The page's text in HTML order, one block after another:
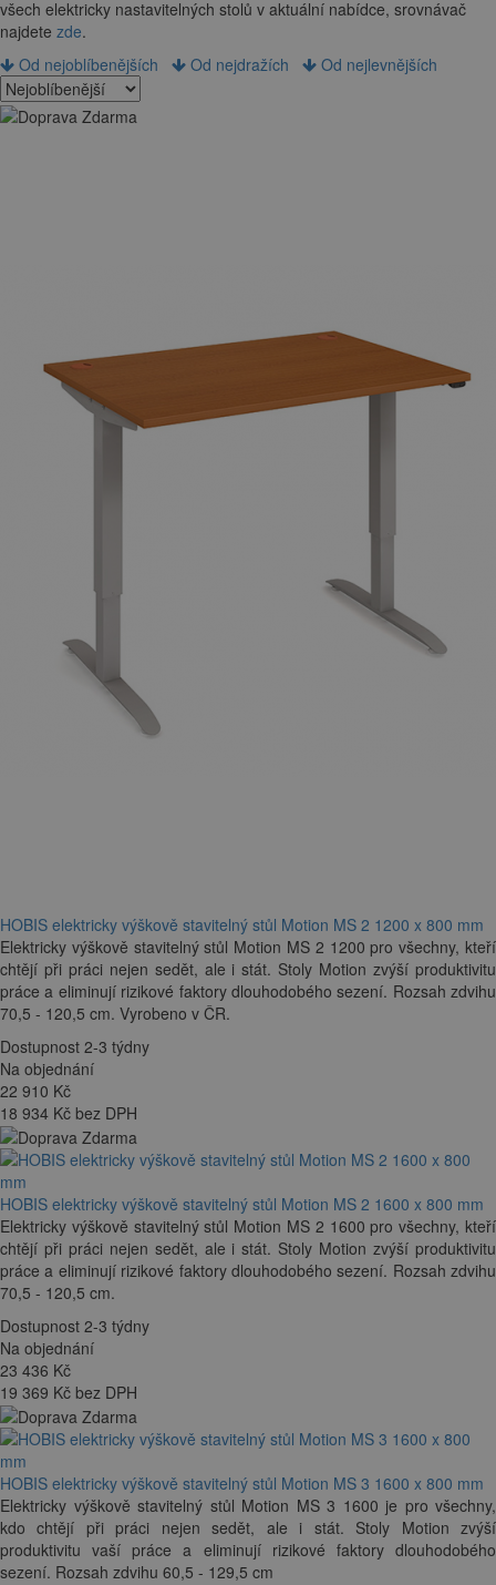
všech elektricky nastavitelných stolů v aktuální nabídce, srovnávač
najdete zde.
Od nejoblíbenějších
Od nejdražích Od nejlevnějších
HOBIS elektricky výškově stavitelný stůl Motion MS 2 1200 x 800 mm
Elektricky výškově stavitelný stůl Motion MS 2 1200 pro všechny, kteří
chtějí při práci nejen sedět, ale i stát. Stoly Motion zvýší produktivitu
práce a eliminují rizikové faktory dlouhodobého sezení. Rozsah zdvihu
70,5 - 120,5 cm. Vyrobeno v ČR.
Dostupnost 2-3 týdny
Na objednání
22 910 Kč
18 934 Kč bez DPH
HOBIS elektricky výškově stavitelný stůl Motion MS 2 1600 x 800 mm
Elektricky výškově stavitelný stůl Motion MS 2 1600 pro všechny, kteří
chtějí při práci nejen sedět, ale i stát. Stoly Motion zvýší produktivitu
práce a eliminují rizikové faktory dlouhodobého sezení. Rozsah zdvihu
70,5 - 120,5 cm.
Dostupnost 2-3 týdny
Na objednání
23 436 Kč
19 369 Kč bez DPH
HOBIS elektricky výškově stavitelný stůl Motion MS 3 1600 x 800 mm
Elektricky výškově stavitelný stůl Motion MS 3 1600 je pro všechny,
kdo chtějí při práci nejen sedět, ale i stát. Stoly Motion zvýší
produktivitu vaší práce a eliminují rizikové faktory dlouhodobého
sezení. Rozsah zdvihu 60,5 - 129,5 cm